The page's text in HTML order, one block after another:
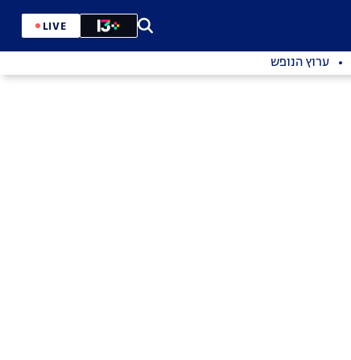
LIVE
ערוץ הנופש